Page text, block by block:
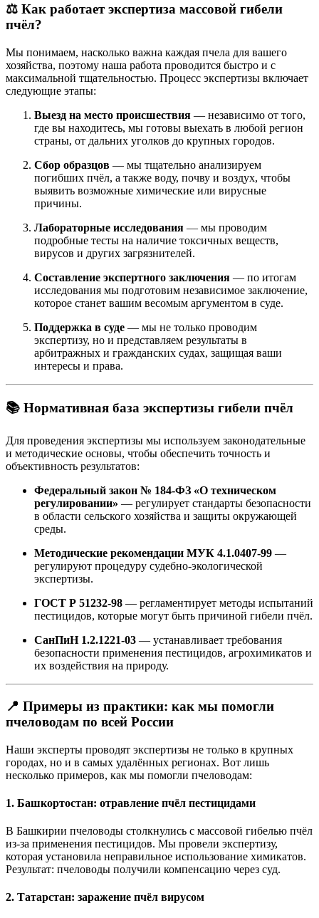
⚖️ Как работает экспертиза массовой гибели
пчёл?
Мы понимаем, насколько важна каждая пчела для вашего
хозяйства, поэтому наша работа проводится быстро и с
максимальной тщательностью. Процесс экспертизы включает
следующие этапы:
Выезд на место происшествия — независимо от того,
где вы находитесь, мы готовы выехать в любой регион
страны, от дальних уголков до крупных городов.
Сбор образцов — мы тщательно анализируем
погибших пчёл, а также воду, почву и воздух, чтобы
выявить возможные химические или вирусные
причины.
Лабораторные исследования — мы проводим
подробные тесты на наличие токсичных веществ,
вирусов и других загрязнителей.
Составление экспертного заключения — по итогам
исследования мы подготовим независимое заключение,
которое станет вашим весомым аргументом в суде.
Поддержка в суде — мы не только проводим
экспертизу, но и представляем результаты в
арбитражных и гражданских судах, защищая ваши
интересы и права.
📚 Нормативная база экспертизы гибели пчёл
Для проведения экспертизы мы используем законодательные
и методические основы, чтобы обеспечить точность и
объективность результатов:
Федеральный закон № 184-ФЗ «О техническом
регулировании» — регулирует стандарты безопасности
в области сельского хозяйства и защиты окружающей
среды.
Методические рекомендации МУК 4.1.0407-99 —
регулируют процедуру судебно-экологической
экспертизы.
ГОСТ Р 51232-98 — регламентирует методы испытаний
пестицидов, которые могут быть причиной гибели пчёл.
СанПиН 1.2.1221-03 — устанавливает требования
безопасности применения пестицидов, агрохимикатов и
их воздействия на природу.
📍 Примеры из практики: как мы помогли
пчеловодам по всей России
Наши эксперты проводят экспертизы не только в крупных
городах, но и в самых удалённых регионах. Вот лишь
несколько примеров, как мы помогли пчеловодам:
1. Башкортостан: отравление пчёл пестицидами
В Башкирии пчеловоды столкнулись с массовой гибелью пчёл
из-за применения пестицидов. Мы провели экспертизу,
которая установила неправильное использование химикатов.
Результат: пчеловоды получили компенсацию через суд.
2. Татарстан: заражение пчёл вирусом